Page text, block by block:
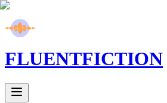
FLUENTFICTION